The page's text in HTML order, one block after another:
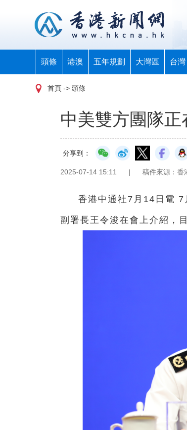
頭條 港澳 五年規劃 大灣區 台灣
首頁 -> 頭條
中美雙方團隊
分享到：
2025-07-14 15:11 | 稿件來源：香
香港中通社7月14日電 7
副署長王令浚在會上介紹，